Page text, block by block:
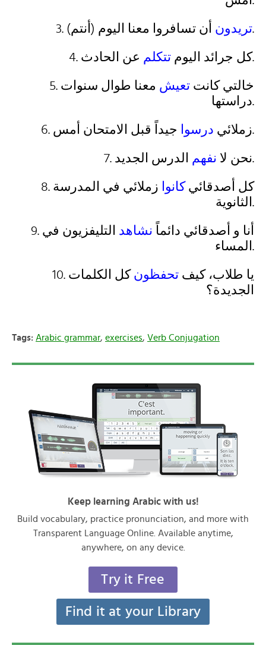
3. (أنتم) تريدونأن تسافروا معنا اليوم.
4. كل جرائد اليوم تتكلم عن الحادث.
5. خالتي كانت تعيش معنا طوال سنوات
دراستها.
6. زملائي درسوا جيداً قبل الامتحان أمس.
7. نحن لا نفهم الدرس الجديد.
8. كل أصدقائيكانوا زملائي في المدرسة
الثانوية.
9. أنا و أصدقائي دائماً نشاهد التليفزيون في
المساء.
10. يا طلاب، كيف تحفظون كل الكلمات
الجديدة؟
Tags: Arabic grammar, exercises, Verb Conjugation
Keep learning Arabic with us!
Build vocabulary, practice pronunciation, and more with
Transparent Language Online. Available anytime,
anywhere, on any device.
Try it Free
Find it at your Library